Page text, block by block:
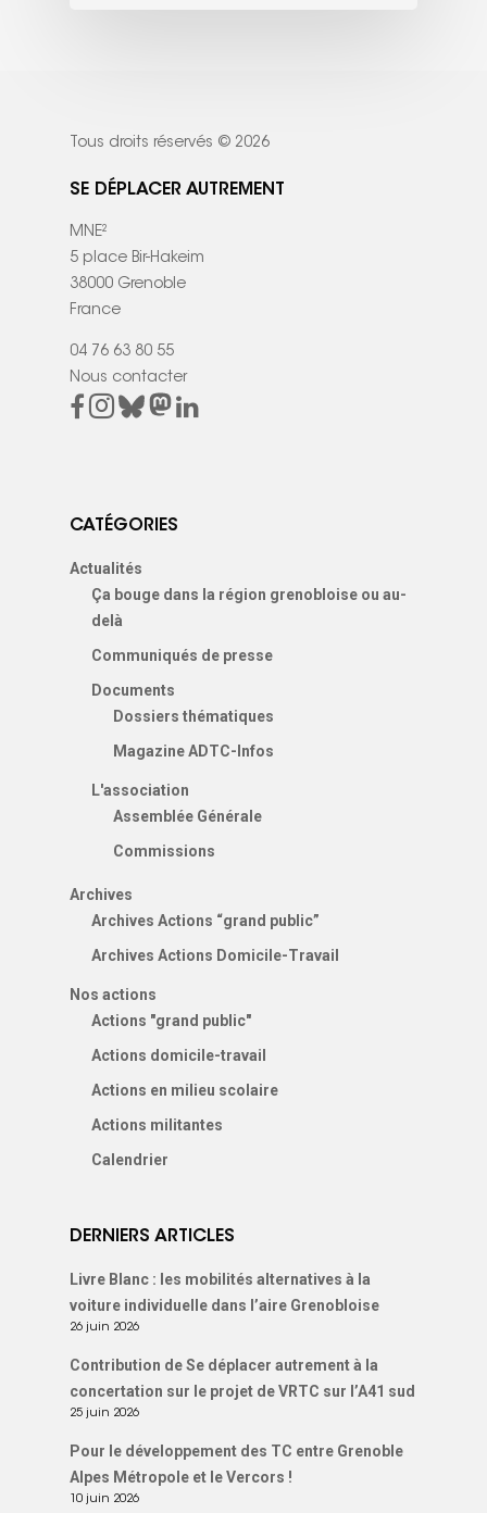
Tous droits réservés © 2026
SE DÉPLACER AUTREMENT
MNE²
5 place Bir-Hakeim
38000 Grenoble
France
04 76 63 80 55
Nous contacter
CATÉGORIES
Actualités
Ça bouge dans la région grenobloise ou au-
delà
Communiqués de presse
Documents
Dossiers thématiques
Magazine ADTC-Infos
L'association
Assemblée Générale
Commissions
Archives
Archives Actions “grand public”
Archives Actions Domicile-Travail
Nos actions
Actions "grand public"
Actions domicile-travail
Actions en milieu scolaire
Actions militantes
Calendrier
DERNIERS ARTICLES
Livre Blanc : les mobilités alternatives à la
voiture individuelle dans l’aire Grenobloise
26 juin 2026
Contribution de Se déplacer autrement à la
concertation sur le projet de VRTC sur l’A41 sud
25 juin 2026
Pour le développement des TC entre Grenoble
Alpes Métropole et le Vercors !
10 juin 2026